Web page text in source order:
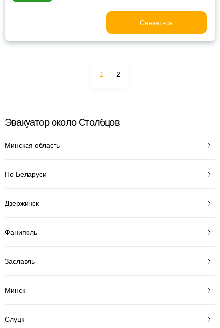
Связаться
1 2
Эвакуатор около Столбцов
Минская область
По Беларуси
Дзержинск
Фаниполь
Заславль
Минск
Слуцк